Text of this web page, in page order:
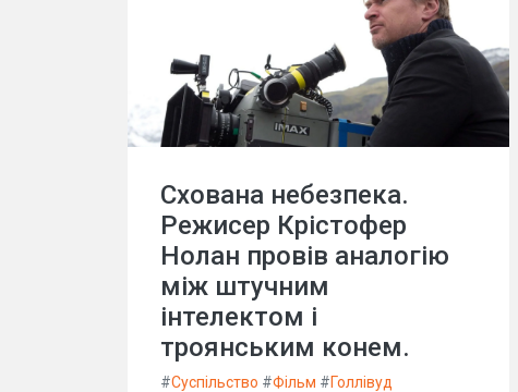
Схована небезпека.
Режисер Крістофер
Нолан провів аналогію
між штучним
інтелектом і
троянським конем.
#Суспільство #Фільм #Голлівуд